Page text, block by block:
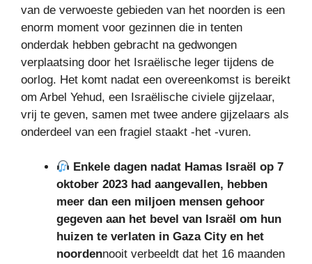
van de verwoeste gebieden van het noorden is een
enorm moment voor gezinnen die in tenten
onderdak hebben gebracht na gedwongen
verplaatsing door het Israëlische leger tijdens de
oorlog. Het komt nadat een overeenkomst is bereikt
om Arbel Yehud, een Israëlische civiele gijzelaar,
vrij te geven, samen met twee andere gijzelaars als
onderdeel van een fragiel staakt -het -vuren.
Enkele dagen nadat Hamas Israël op 7
oktober 2023 had aangevallen, hebben
meer dan een miljoen mensen gehoor
gegeven aan het bevel van Israël om hun
huizen te verlaten in Gaza City en het
noordennooit verbeeldt dat het 16 maanden